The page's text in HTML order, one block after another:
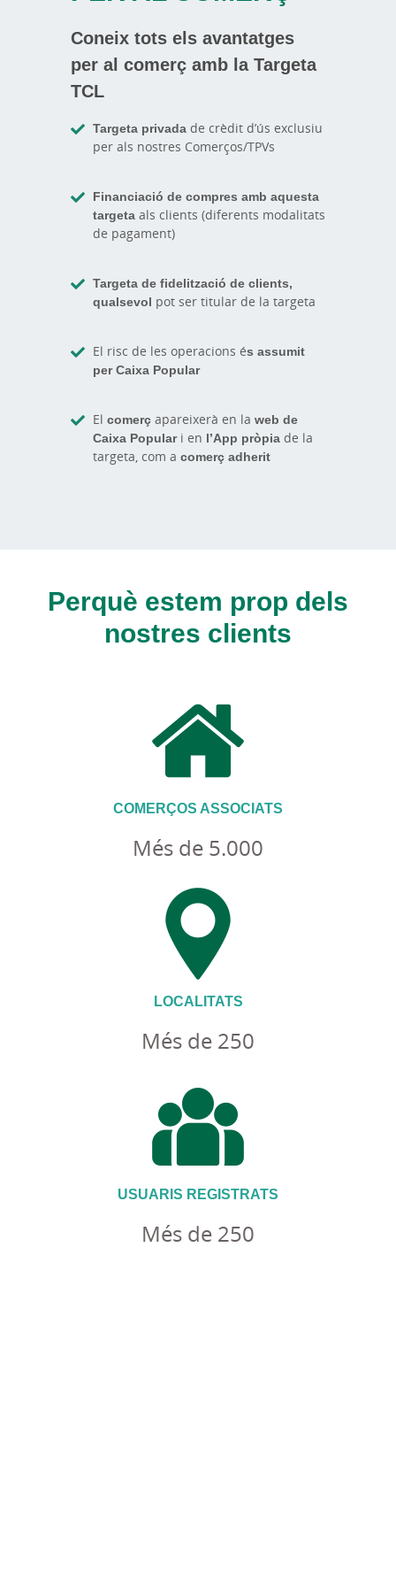
Coneix tots els avantatges
per al comerç amb la Targeta
TCL
Targeta privada de crèdit d’ús exclusiu
per als nostres Comerços/TPVs
Financiació de compres amb aquesta
targeta als clients (diferents modalitats
de pagament)
Targeta de fidelització de clients,
qualsevol pot ser titular de la targeta
El risc de les operacions és assumit
per Caixa Popular
El comerç apareixerà en la web de
Caixa Populari en l’App pròpia de la
targeta, com a comerç adherit
Perquè estem prop dels
nostres clients
COMERÇOS ASSOCIATS
Més de 5.000
LOCALITATS
Més de 250
USUARIS REGISTRATS
Més de 250